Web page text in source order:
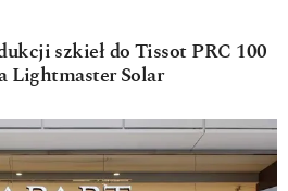
szkieł do Tissot PRC 100
Lightmaster Solar